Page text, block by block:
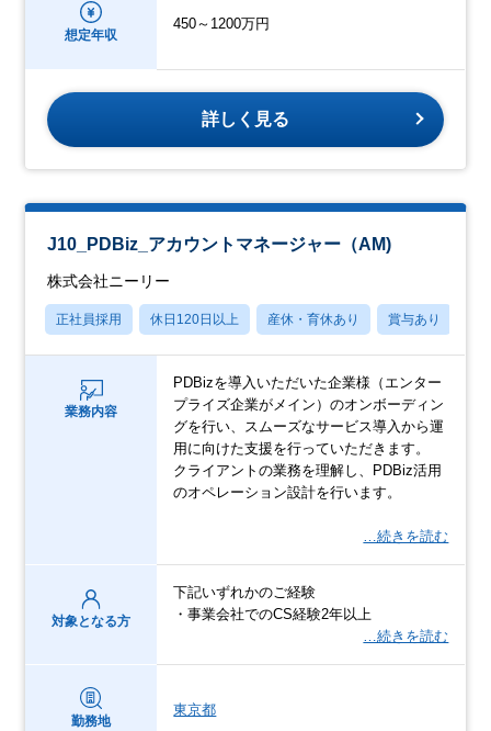
想定年収
450～1200万円
詳しく見る
J10_PDBiz_アカウントマネージャー（AM)
株式会社ニーリー
正社員採用 休日120日以上 産休・育休あり 賞与あり
業務内容
PDBizを導入いただいた企業様（エンター
プライズ企業がメイン）のオンボーディン
グを行い、スムーズなサービス導入から運
用に向けた支援を行っていただきます。
クライアントの業務を理解し、PDBiz活用
のオペレーション設計を行います。
…続きを読む
対象となる方
下記いずれかのご経験
・事業会社でのCS経験2年以上
…続きを読む
勤務地
東京都